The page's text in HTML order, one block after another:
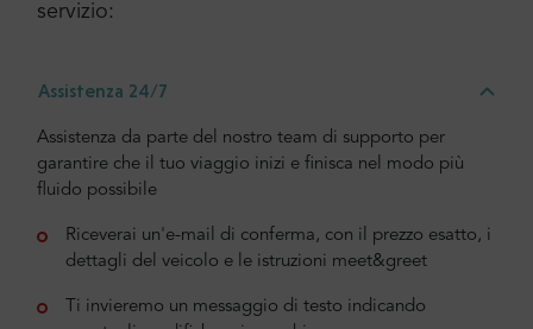
servizio:
Assistenza 24/7
Assistenza da parte del nostro team di supporto per
garantire che il tuo viaggio inizi e finisca nel modo più
fluido possibile
Riceverai un'e-mail di conferma, con il prezzo esatto, i
dettagli del veicolo e le istruzioni meet&greet
Ti invieremo un messaggio di testo indicando